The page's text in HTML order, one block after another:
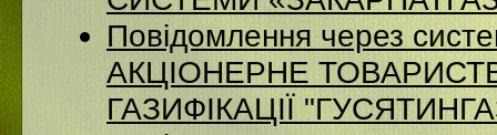
Повідомлення через
АКЦІОНЕРНЕ
ГАЗИФІКАЦІЇ